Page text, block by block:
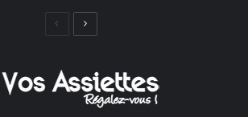
Page